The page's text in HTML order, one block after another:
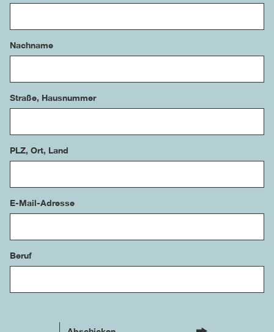
Nachname
Straße, Hausnummer
PLZ, Ort, Land
E-Mail-Adresse
Beruf